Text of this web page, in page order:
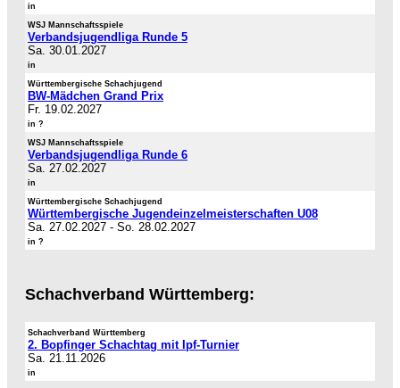
in
WSJ Mannschaftsspiele
Verbandsjugendliga Runde 5
Sa. 30.01.2027
in
Württembergische Schachjugend
BW-Mädchen Grand Prix
Fr. 19.02.2027
in ?
WSJ Mannschaftsspiele
Verbandsjugendliga Runde 6
Sa. 27.02.2027
in
Württembergische Schachjugend
Württembergische Jugendeinzelmeisterschaften U08
Sa. 27.02.2027 - So. 28.02.2027
in ?
Schachverband Württemberg:
Schachverband Württemberg
2. Bopfinger Schachtag mit Ipf-Turnier
Sa. 21.11.2026
in